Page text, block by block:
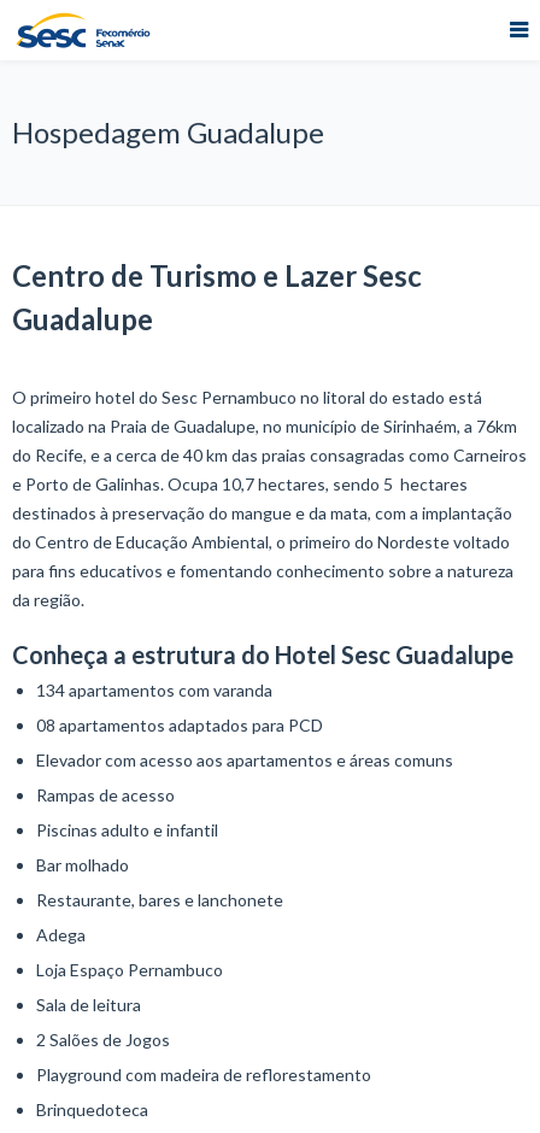
Hospedagem Guadalupe
Centro de Turismo e Lazer Sesc
Guadalupe
O primeiro hotel do Sesc Pernambuco no litoral do estado está
localizado na Praia de Guadalupe, no município de Sirinhaém, a 76km
do Recife, e a cerca de 40 km das praias consagradas como Carneiros
e Porto de Galinhas. Ocupa 10,7 hectares, sendo 5 hectares
destinados à preservação do mangue e da mata, com a implantação
do Centro de Educação Ambiental, o primeiro do Nordeste voltado
para fins educativos e fomentando conhecimento sobre a natureza
da região.
Conheça a estrutura do Hotel Sesc Guadalupe
134 apartamentos com varanda
08 apartamentos adaptados para PCD
Elevador com acesso aos apartamentos e áreas comuns
Rampas de acesso
Piscinas adulto e infantil
Bar molhado
Restaurante, bares e lanchonete
Adega
Loja Espaço Pernambuco
Sala de leitura
2 Salões de Jogos
Playground com madeira de reflorestamento
Brinquedoteca